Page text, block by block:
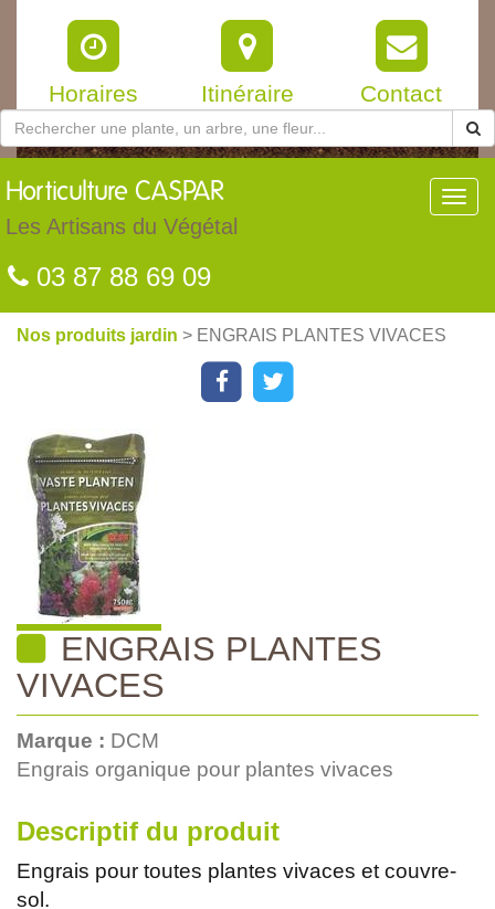
Horaires Itinéraire Contact
Horticulture CASPAR
Les Artisans du Végétal
03 87 88 69 09
Nos produits jardin > ENGRAIS PLANTES VIVACES
ENGRAIS PLANTES
VIVACES
Marque : DCM
Engrais organique pour plantes vivaces
Descriptif du produit
Engrais pour toutes plantes vivaces et couvre-
sol.